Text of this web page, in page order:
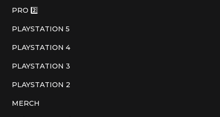
PRO 2️⃣
PLAYSTATION 5
PLAYSTATION 4
PLAYSTATION 3
PLAYSTATION 2
MERCH